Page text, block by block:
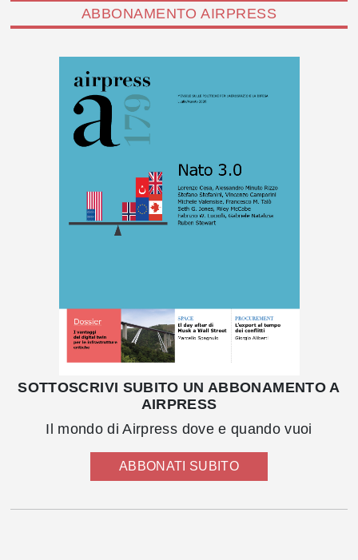
ABBONAMENTO AIRPRESS
SOTTOSCRIVI SUBITO UN ABBONAMENTO A
AIRPRESS
Il mondo di Airpress dove e quando vuoi
ABBONATI SUBITO